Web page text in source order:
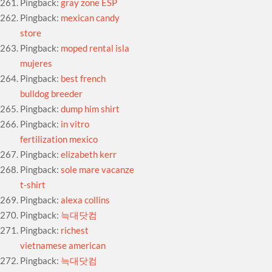
Pingback:gray zone ESP
Pingback: mexican candy
store
Pingback: moped rental isla
mujeres
Pingback: best french
bulldog breeder
Pingback:dump him shirt
Pingback: in vitro
fertilization mexico
Pingback:elizabeth kerr
Pingback:sole mare vacanze
t-shirt
Pingback:alexa collins
Pingback: 늑대닷컴
Pingback: richest
vietnamese american
Pingback: 늑대닷컴